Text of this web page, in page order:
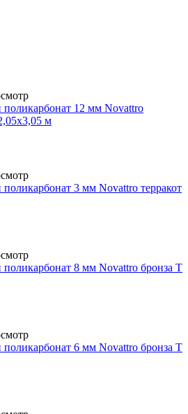
12 мм Novattro
м
3 мм Novattro терракот
8 мм Novattro бронза Т
6 мм Novattro бронза Т